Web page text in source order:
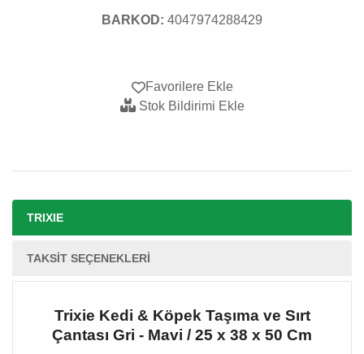
BARKOD: 4047974288429
Favorilere Ekle
Stok Bildirimi Ekle
TRIXIE
TAKSIT SEÇENEKLERI
Trixie Kedi & Köpek Taşıma ve Sırt
Çantası Gri - Mavi / 25 x 38 x 50 Cm